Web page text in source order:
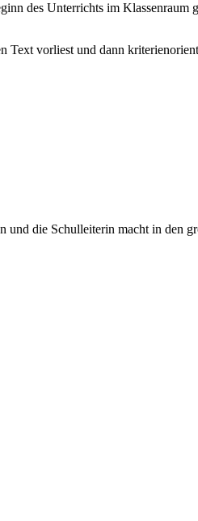
des Unterrichts im Klassenraum
Text vorliest und dann
die Schulleiterin macht in den